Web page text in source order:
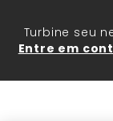
Turbine seu
Entre em